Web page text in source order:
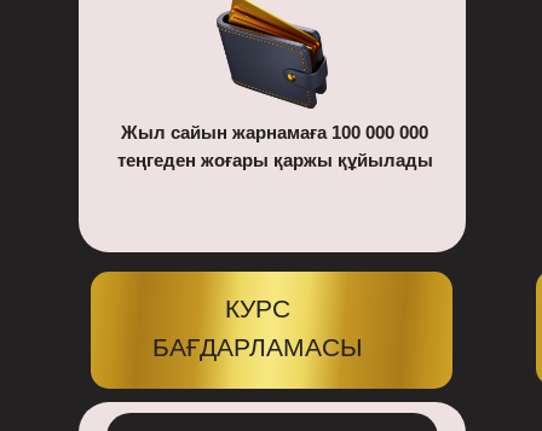
Жыл сайын жарнамаға 100 000 000
теңгеден жоғары қаржы құйылады
КУРС
БАҒДАРЛАМАСЫ